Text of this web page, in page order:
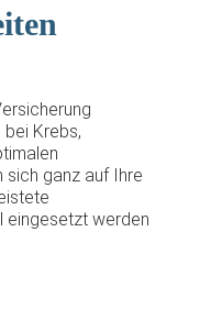
bei Krebs,
sich ganz auf Ihre
eingesetzt werden